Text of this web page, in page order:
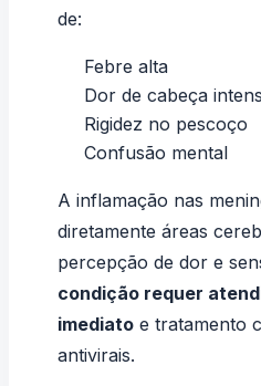
de:
Febre alta
Dor de cabeça
Rigidez no pescoço
Confusão mental
A inflamação nas
diretamente áreas
percepção de dor e
condição requer
imediato e tratamento
antivirais.